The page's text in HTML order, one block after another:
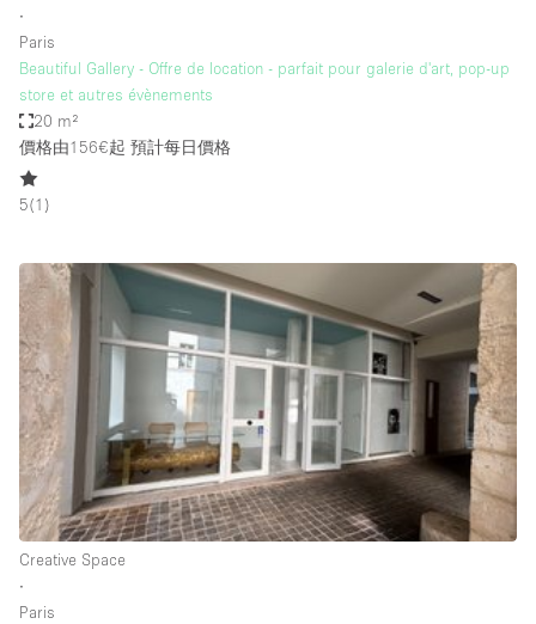
Elevator
Fitting Rooms
Furniture
Ground Floor
Handicap Accessible
Haussmann Style
Industrial
Internet
Kitchen
Large Door Entrance
∙
Paris
Beautiful Gallery - Offre de location - parfait pour galerie d'art, pop-up
store et autres évènements
20 m²
價格由156€起 預計每日價格
5(1 )
Creative Space
∙
Paris